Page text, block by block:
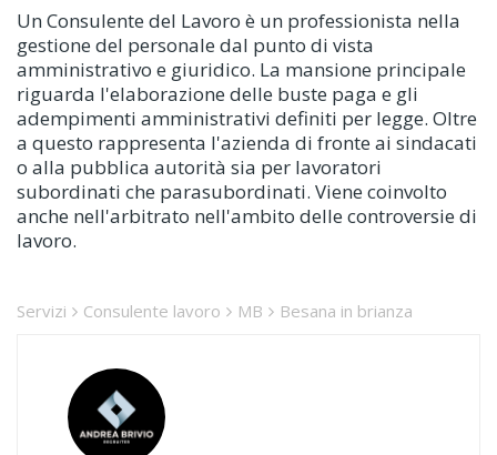
Un Consulente del Lavoro è un professionista nella
gestione del personale dal punto di vista
amministrativo e giuridico. La mansione principale
riguarda l'elaborazione delle buste paga e gli
adempimenti amministrativi definiti per legge. Oltre
a questo rappresenta l'azienda di fronte ai sindacati
o alla pubblica autorità sia per lavoratori
subordinati che parasubordinati. Viene coinvolto
anche nell'arbitrato nell'ambito delle controversie di
lavoro.
Servizi Consulente lavoro MB Besana in brianza